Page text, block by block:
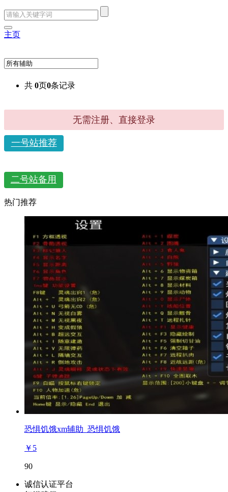
主页
共 0页0条记录
无需注册、直接登录
一号站推荐
二号站备用
热门推荐
恐惧饥饿xm辅助_恐惧饥饿
￥5
90
诚信认证平台